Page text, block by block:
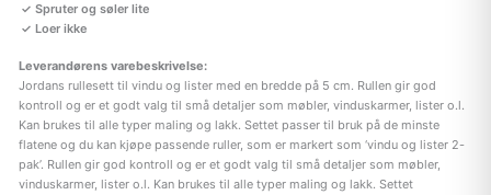
Spruter og søler lite
Loer ikke
Leverandørens varebeskrivelse:
Jordans rullesett til vindu og lister med en bredde på 5 cm. Rullen gir god
kontroll og er et godt valg til små detaljer som møbler, vinduskarmer, lister o.l.
Kan brukes til alle typer maling og lakk. Settet passer til bruk på de minste
flatene og du kan kjøpe passende ruller, som er markert som ‘vindu og lister 2-
pak’. Rullen gir god kontroll og er et godt valg til små detaljer som møbler,
vinduskarmer, lister o.l. Kan brukes til alle typer maling og lakk. Settet